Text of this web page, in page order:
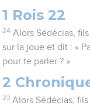
1 Rois 22
24 Alors Sédécias,
sur la joue et dit : «
pour te parler ? »
2
23 Alors Sédécias,